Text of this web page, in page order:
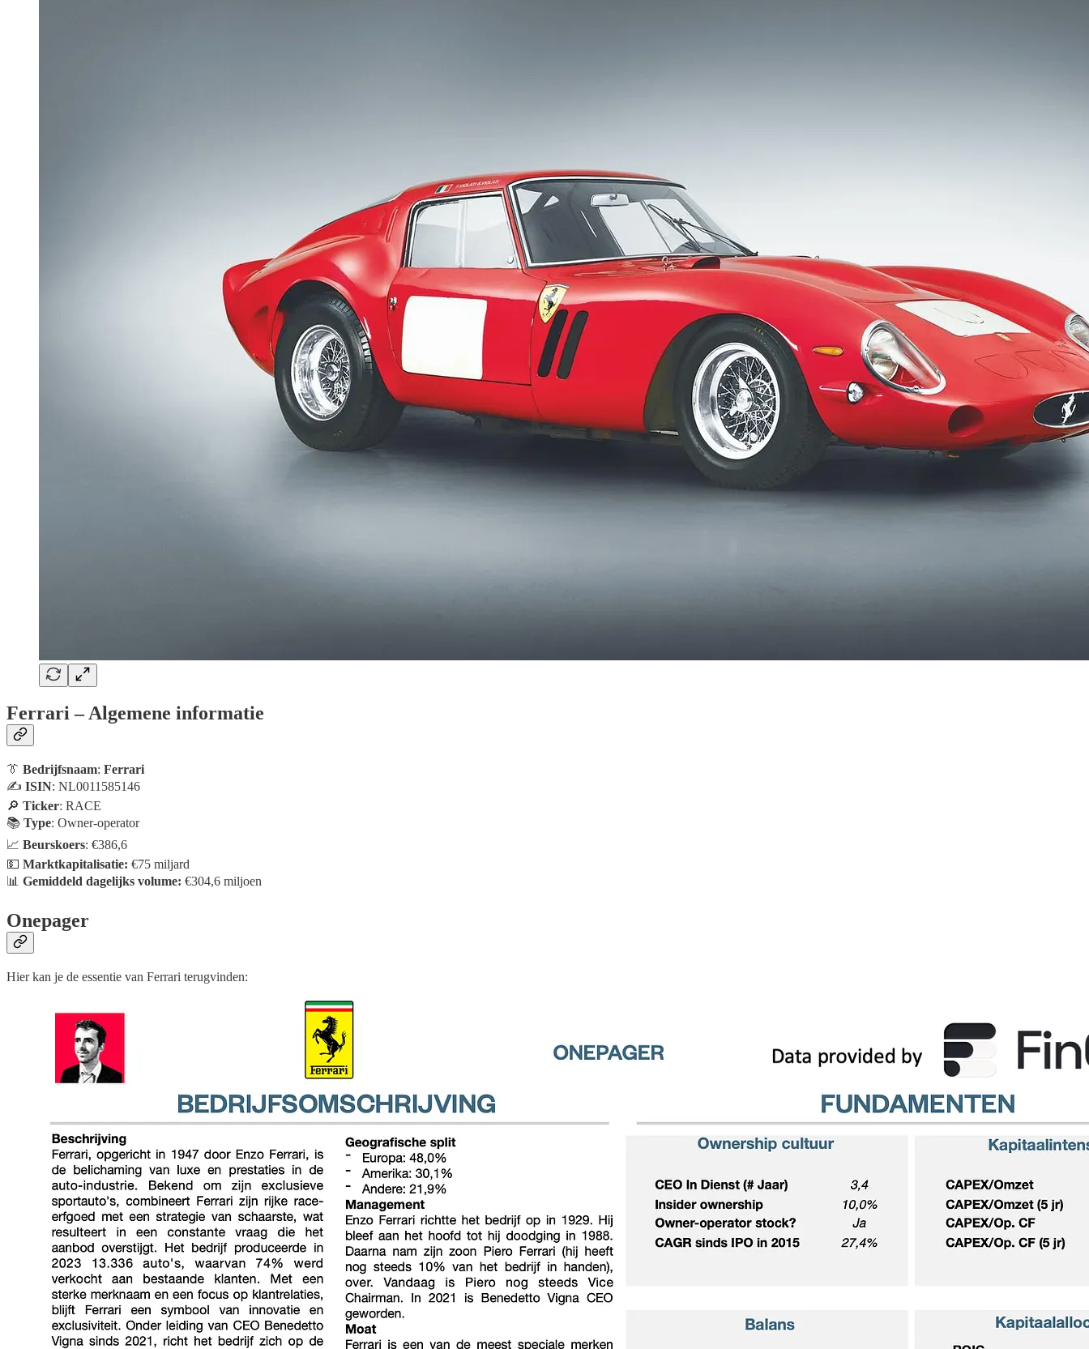
Ferrari – Algemene informatie
👔 Bedrijfsnaam: Ferrari
✍️ ISIN: NL0011585146
🔎 Ticker: RACE
📚 Type: Owner-operator
📈 Beurskoers: €386,6
💵 Marktkapitalisatie: €75 miljard
📊 Gemiddeld dagelijks volume: €304,6 miljoen
Onepager
Hier kan je de essentie van Ferrari terugvinden: